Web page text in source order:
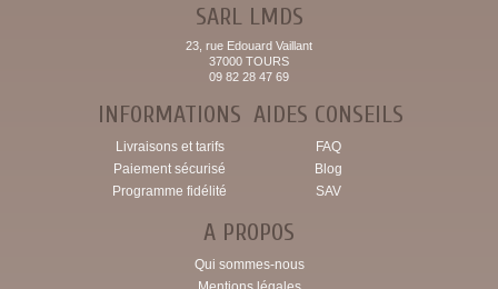
SARL LMDS
23, rue Edouard Vaillant
37000 TOURS
09 82 28 47 69
INFORMATIONS
Livraisons et tarifs
Paiement sécurisé
Programme fidélité
AIDES CONSEILS
FAQ
Blog
SAV
A PROPOS
Qui sommes-nous